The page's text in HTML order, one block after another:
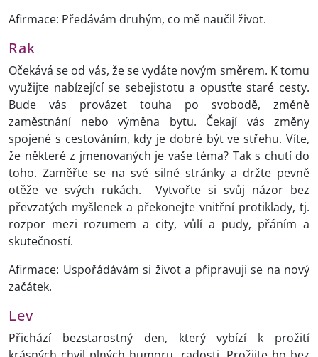
Afirmace: Předávám druhým, co mě naučil život.
Rak
Očekává se od vás, že se vydáte novým směrem. K tomu
využijte nabízející se sebejistotu a opusťte staré cesty.
Bude vás provázet touha po svobodě, změně
zaměstnání nebo výměna bytu. Čekají vás změny
spojené s cestováním, kdy je dobré být ve střehu. Víte,
že některé z jmenovaných je vaše téma? Tak s chutí do
toho. Zaměřte se na své silné stránky a držte pevně
otěže ve svých rukách. Vytvořte si svůj názor bez
převzatých myšlenek a překonejte vnitřní protiklady, tj.
rozpor mezi rozumem a city, vůlí a pudy, přáním a
skutečností.
Afirmace: Uspořádávám si život a připravuji se na nový
začátek.
Lev
Přichází bezstarostný den, který vybízí k prožití